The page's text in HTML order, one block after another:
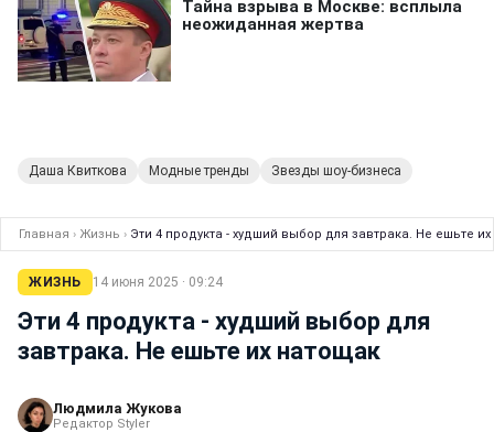
Даша Квиткова Модные тренды Звезды шоу-бизнеса
Главная › Жизнь › Эти 4 продукта - худший выбор для завтрака. Не ешьте
ЖИЗНЬ 14 июня 2025 · 09:24
Эти 4 продукта - худший выбор для
завтрака. Не ешьте их натощак
Людмила Жукова
Редактор Styler